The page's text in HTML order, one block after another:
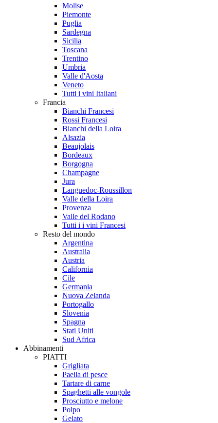
Molise
Piemonte
Puglia
Sardegna
Sicilia
Toscana
Trentino
Umbria
Valle d'Aosta
Veneto
Tutti i vini Italiani
Francia
Bianchi Francesi
Rossi Francesi
Bianchi della Loira
Alsazia
Beaujolais
Bordeaux
Borgogna
Champagne
Jura
Languedoc-Roussillon
Valle della Loira
Provenza
Valle del Rodano
Tutti i i vini Francesi
Resto del mondo
Argentina
Australia
Austria
California
Cile
Germania
Nuova Zelanda
Portogallo
Slovenia
Spagna
Stati Uniti
Sud Africa
Abbinamenti
PIATTI
Grigliata
Paella di pesce
Tartare di carne
Spaghetti alle vongole
Prosciutto e melone
Polpo
Gelato